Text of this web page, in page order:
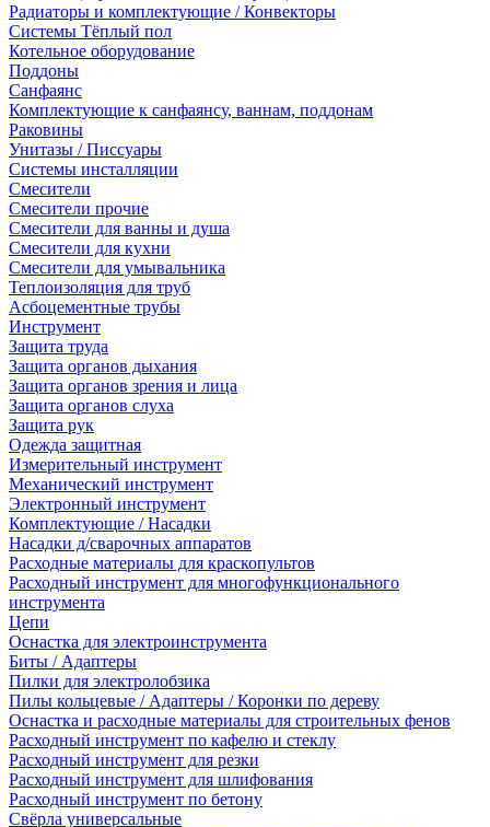
Радиаторы и комплектующие / Конвекторы
Системы Тёплый пол
Котельное оборудование
Поддоны
Санфаянс
Комплектующие к санфаянсу, ваннам, поддонам
Раковины
Унитазы / Писсуары
Системы инсталляции
Смесители
Смесители прочие
Смесители для ванны и душа
Смесители для кухни
Смесители для умывальника
Теплоизоляция для труб
Асбоцементные трубы
Инструмент
Защита труда
Защита органов дыхания
Защита органов зрения и лица
Защита органов слуха
Защита рук
Одежда защитная
Измерительный инструмент
Механический инструмент
Электронный инструмент
Комплектующие / Насадки
Насадки д/сварочных аппаратов
Расходные материалы для краскопультов
Расходный инструмент для многофункционального
инструмента
Цепи
Оснастка для электроинструмента
Биты / Адаптеры
Пилки для электролобзика
Пилы кольцевые / Адаптеры / Коронки по дереву
Оснастка и расходные материалы для строительных фенов
Расходный инструмент по кафелю и стеклу
Расходный инструмент для резки
Расходный инструмент для шлифования
Расходный инструмент по бетону
Свёрла универсальные